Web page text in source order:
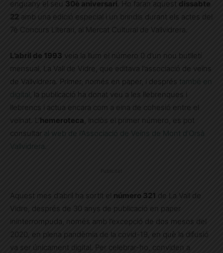
enguany el seu 30è aniversari . Ho faran aquest dissabte
22 amb una edició especial i un brindis durant els actes del
7è Concurs Literari, al Mercat Cultural de Vallvidrera.
L’abril de 1993 veia la llum el número 0 d’un nou butlletí
mensual, La Vall de Vidre, que editava l’associació de veïns
de Vallvidrera. Primer, només en paper, i després també en
digital, la publicació ha donat veu a les llebrenques i
llebrencs i actua encara com a eina de cohesió entre el
veïnat. L’ hemeroteca , inclòs el primer número, es pot
consultar al web de l’Associació de Veïns de Mont d’Orsà
Vallvidrera
Aquest mes d’abril ha sortit el número 321 de La Vall de
Vidre, després de 30 anys de publicació en paper
ininterrompuda, només amb l’excepció de dos mesos del
2020, en plena pandèmia de la covid-19, en què la difusió
va ser únicament digital. Per celebrar-ho, conviden a